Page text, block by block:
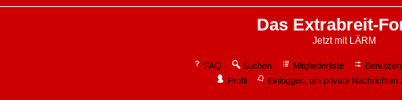
Das Extrabreit-
Jetzt mit LÄRM
FAQ Suchen Mitgliederliste
Profil
Einloggen, um private Nachrichten